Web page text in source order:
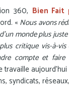
360, Bien Fait
« Nous avons
monde plus
critique vis-à-
compte et faire
travaille
syndicats,